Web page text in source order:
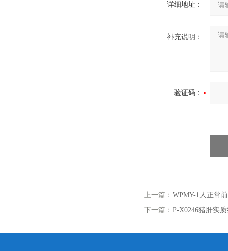
详细地址：
补充说明：
验证码：
上一篇： WPMY-1人正常
下一篇： P-X0246猪肝实